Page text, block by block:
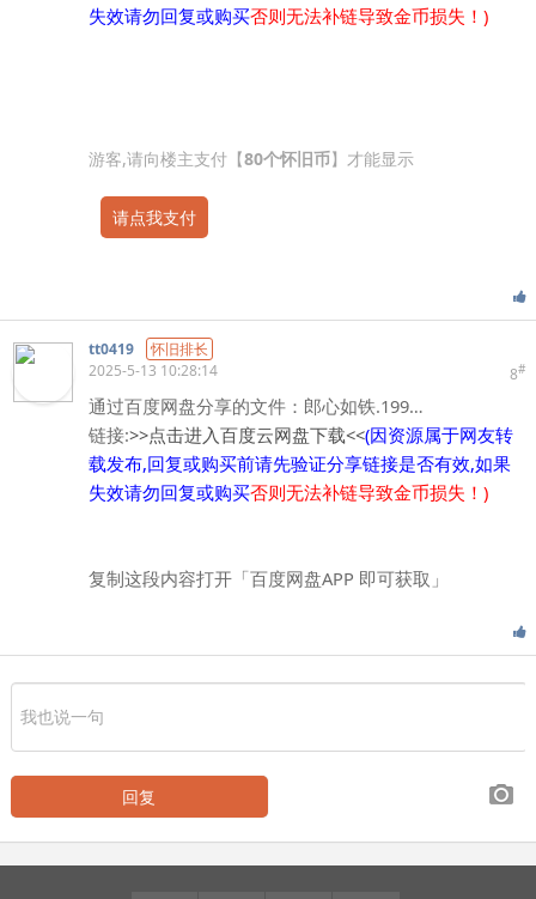
失效请勿回复或购买否则无法补链导致金币损失！)
游客,请向楼主支付【80个怀旧币】才能显示
请点我支付
tt0419
怀旧排长
8#
2025-5-13 10:28:14
通过百度网盘分享的文件：郎心如铁.199…
链接:>>点击进入百度云网盘下载<<(因资源属于网友转
载发布,回复或购买前请先验证分享链接是否有效,如果
失效请勿回复或购买否则无法补链导致金币损失！)
复制这段内容打开「百度网盘APP 即可获取」